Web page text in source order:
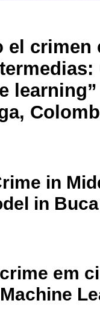
el crimen
in
in
em